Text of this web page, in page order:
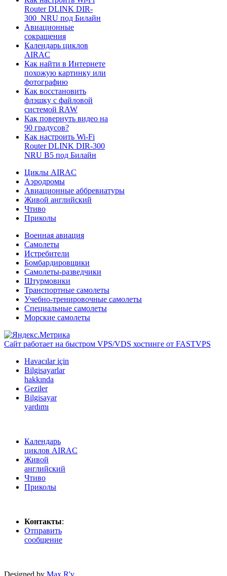
Router DLINK DIR-
300_NRU под Билайн
Авиационные
сокращения
Календарь циклов
AIRAC
Как найти в Интернете
похожую картинку или
фотографию
Как восстановить
флэшку с файловой
системой RAW
Как повернуть видео на
90 градусов?
Как настроить Wi-Fi
Router DLINK DIR-300
NRU B5 под Билайн
Циклы AIRAC
Аэродромы
Авиационные аббревиатуры
Живой английский
Чтиво
Приколы
Военная авиация
Самолеты
Истребители
Бомбардировщики
Самолеты-разведчики
Штурмовики
Транспортные самолеты
Учебно-тренировочные самолеты
Специальные самолеты
Морские самолеты
Сайт работает на быстром VPS/VDS хостинге от FASTVPS
Havacılar için
Bilgisayarlar
hakkında
Geziler
Bilgisayar
yardımı
Календарь
циклов AIRAC
Живой
английский
Чтиво
Приколы
Контакты:
Отправить
сообщение
Designed by Max R'v.